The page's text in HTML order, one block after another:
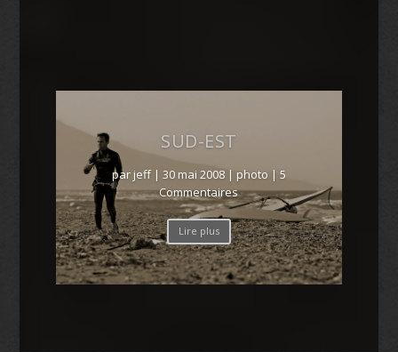
SUD-EST
par jeff| 30 mai 2008| photo | 5
Commentaires
Lire plus